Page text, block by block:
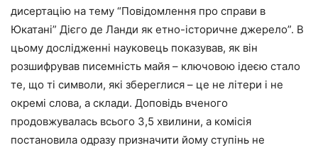
дисертацію на тему “Повідомлення про справи в
Юкатані” Дієго де Ланди як етно-історичне джерело”. В
цьому дослідженні науковець показував, як він
розшифрував писемність майя – ключовою ідеєю стало
те, що ті символи, які збереглися – це не літери і не
окремі слова, а склади. Доповідь вченого
продовжувалась всього 3,5 хвилини, а комісія
постановила одразу призначити йому ступінь не